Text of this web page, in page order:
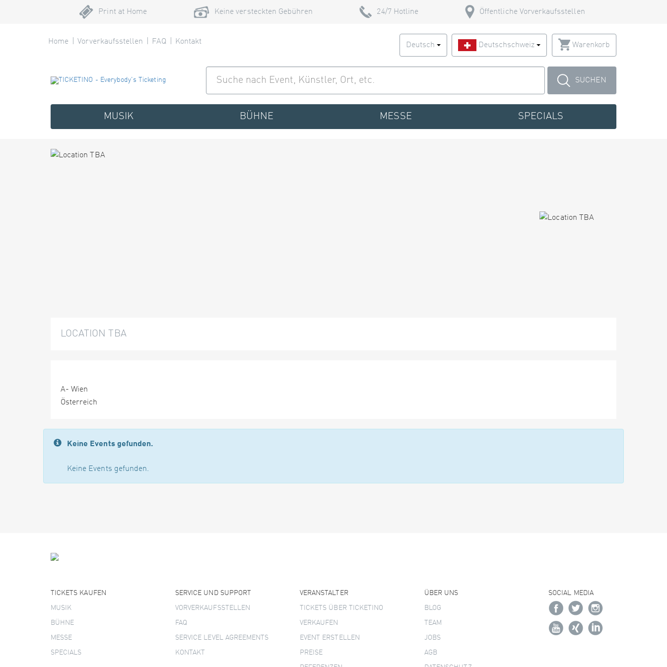
Print at Home Keine versteckten Gebühren 24/7 Hotline Öffentliche Vorverkaufsstellen
Home Vorverkaufsstellen FAQ Kontakt Deutsch Deutschschweiz Warenkorb
SUCHEN
MUSIK BÜHNE MESSE SPECIALS
LOCATION TBA
A- Wien
Österreich
Keine Events gefunden.
Keine Events gefunden.
TICKETS KAUFEN
MUSIK
BÜHNE
MESSE
SPECIALS
SERVICE UND SUPPORT
VORVERKAUFSSTELLEN
FAQ
SERVICE LEVEL AGREEMENTS
KONTAKT
VERANSTALTER
TICKETS ÜBER TICKETINO
VERKAUFEN
EVENT ERSTELLEN
PREISE
ÜBER UNS
BLOG
TEAM
JOBS
AGB
SOCIAL MEDIA